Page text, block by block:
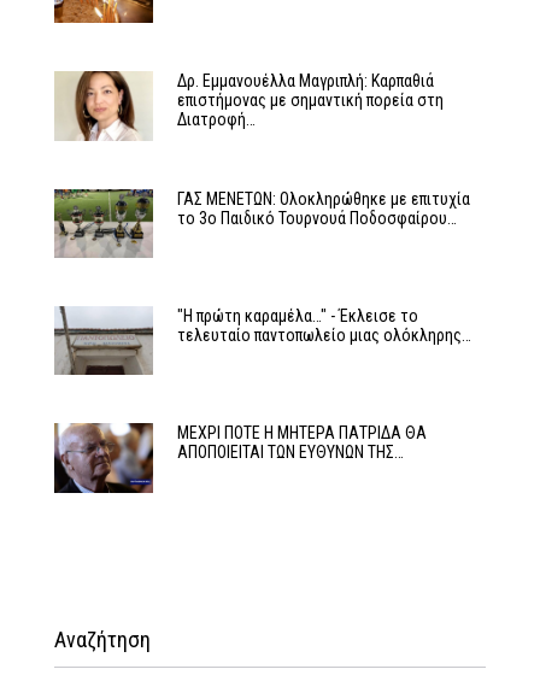
Δρ. Εμμανουέλλα Μαγριπλή: Καρπαθιά
επιστήμονας με σημαντική πορεία στη
Διατροφή…
ΓΑΣ ΜΕΝΕΤΩΝ: Ολοκληρώθηκε με επιτυχία
το 3ο Παιδικό Τουρνουά Ποδοσφαίρου…
"Η πρώτη καραμέλα…" - Έκλεισε το
τελευταίο παντοπωλείο μιας ολόκληρης…
ΜΕΧΡΙ ΠΟΤΕ Η ΜΗΤΕΡΑ ΠΑΤΡΙΔΑ ΘΑ
ΑΠΟΠΟΙΕΙΤΑΙ ΤΩΝ ΕΥΘΥΝΩΝ ΤΗΣ…
Αναζήτηση